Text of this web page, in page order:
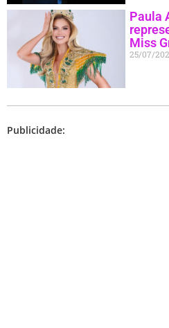
Paula
Miss
25/07/
Publicidade: